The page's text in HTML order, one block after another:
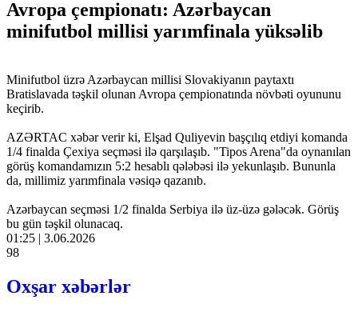
Avropa çempionatı: Azərbaycan
minifutbol millisi yarımfinala yüksəlib
Minifutbol üzrə Azərbaycan millisi Slovakiyanın paytaxtı
Bratislavada təşkil olunan Avropa çempionatında növbəti oyununu
keçirib.
AZƏRTAC xəbər verir ki, Elşad Quliyevin başçılıq etdiyi komanda
1/4 finalda Çexiya seçməsi ilə qarşılaşıb. "Tipos Arena"da oynanılan
görüş komandamızın 5:2 hesablı qələbəsi ilə yekunlaşıb. Bununla
da, millimiz yarımfinala vəsiqə qazanıb.
Azərbaycan seçməsi 1/2 finalda Serbiya ilə üz-üzə gələcək. Görüş
bu gün təşkil olunacaq.
01:25 | 3.06.2026
98
Oxşar xəbərlər